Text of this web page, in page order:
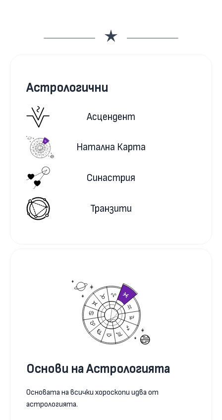
Астрологични
Асцендент
Натална Карта
Синастрия
Транзити
Основи на Астрологията
Основата на всички хороскопи идва от
астрологията.